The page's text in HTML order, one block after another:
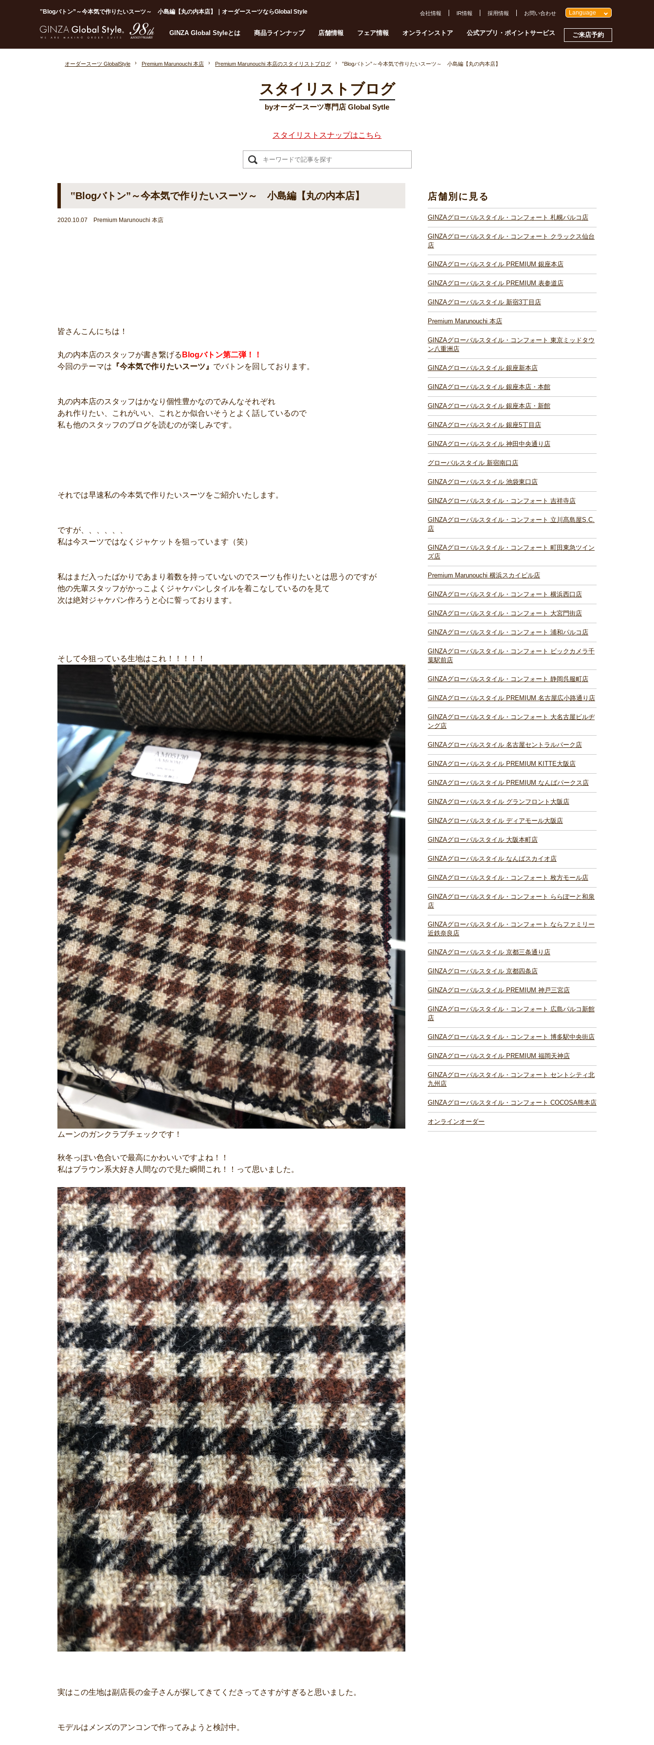
‟Blogバトン”～今本気で作りたいスーツ～ 小島編【丸の内本店】｜オーダースーツならGlobal Style
GINZA Global Styleとは 商品ラインナップ 店舗情報 フェア情報 オンラインストア 公式アプリ・ポイントサービス ご来店予約
会社情報 IR情報 採用情報 お問い合わせ Language
オーダースーツ GlobalStyle Premium Marunouchi 本店 Premium Marunouchi 本店のスタイリストブログ ‟Blogバトン”～今本気で作りたいスーツ～ 小島編【丸の内本店】
スタイリストブログ
byオーダースーツ専門店 Global Sytle
スタイリストスナップはこちら
‟Blogバトン”～今本気で作りたいスーツ～ 小島編【丸の内本店】
2020.10.07 Premium Marunouchi 本店
皆さんこんにちは！
丸の内本店のスタッフが書き繋げる Blogバトン第二弾！！
今回のテーマは 『今本気で作りたいスーツ』 でバトンを回しております。
丸の内本店のスタッフはかなり個性豊かなのでみんなそれぞれ
あれ作りたい、これがいい、これとか似合いそうとよく話しているので
私も他のスタッフのブログを読むのが楽しみです。
それでは早速私の今本気で作りたいスーツをご紹介いたします。
ですが、、、、、、
私は今スーツではなくジャケットを狙っています（笑）
私はまだ入ったばかりであまり着数を持っていないのでスーツも作りたいとは思うのですが
他の先輩スタッフがかっこよくジャケパンしタイルを着こなしているのを見て
次は絶対ジャケパン作ろうと心に誓っております。
そして今狙っている生地はこれ！！！！！
ムーンのガンクラブチェックです！
秋冬っぽい色合いで最高にかわいいですよね！！
私はブラウン系大好き人間なので見た瞬間これ！！って思いました。
実はこの生地は副店長の金子さんが探してきてくださってさすがすぎると思いました。
モデルはメンズのアンコンで作ってみようと検討中。
店舗別に見る
GINZAグローバルスタイル・コンフォート 札幌パルコ店
GINZAグローバルスタイル・コンフォート クラックス仙台
店
GINZAグローバルスタイル PREMIUM 銀座本店
GINZAグローバルスタイル PREMIUM 表参道店
GINZAグローバルスタイル 新宿3丁目店
Premium Marunouchi 本店
GINZAグローバルスタイル・コンフォート 東京ミッドタウ
ン八重洲店
GINZAグローバルスタイル 銀座新本店
GINZAグローバルスタイル 銀座本店・本館
GINZAグローバルスタイル 銀座本店・新館
GINZAグローバルスタイル 銀座5丁目店
GINZAグローバルスタイル 神田中央通り店
グローバルスタイル 新宿南口店
GINZAグローバルスタイル 池袋東口店
GINZAグローバルスタイル・コンフォート 吉祥寺店
GINZAグローバルスタイル・コンフォート 立川髙島屋S.C.
店
GINZAグローバルスタイル・コンフォート 町田東急ツイン
ズ店
Premium Marunouchi 横浜スカイビル店
GINZAグローバルスタイル・コンフォート 横浜西口店
GINZAグローバルスタイル・コンフォート 大宮門街店
GINZAグローバルスタイル・コンフォート 浦和パルコ店
GINZAグローバルスタイル・コンフォート ビックカメラ千
葉駅前店
GINZAグローバルスタイル・コンフォート 静岡呉服町店
GINZAグローバルスタイル PREMIUM 名古屋広小路通り店
GINZAグローバルスタイル・コンフォート 大名古屋ビルヂ
ング店
GINZAグローバルスタイル 名古屋セントラルパーク店
GINZAグローバルスタイル PREMIUM KITTE大阪店
GINZAグローバルスタイル PREMIUM なんばパークス店
GINZAグローバルスタイル グランフロント大阪店
GINZAグローバルスタイル ディアモール大阪店
GINZAグローバルスタイル 大阪本町店
GINZAグローバルスタイル なんばスカイオ店
GINZAグローバルスタイル・コンフォート 枚方モール店
GINZAグローバルスタイル・コンフォート ららぽーと和泉
店
GINZAグローバルスタイル・コンフォート ならファミリー
近鉄奈良店
GINZAグローバルスタイル 京都三条通り店
GINZAグローバルスタイル 京都四条店
GINZAグローバルスタイル PREMIUM 神戸三宮店
GINZAグローバルスタイル・コンフォート 広島パルコ新館
店
GINZAグローバルスタイル・コンフォート 博多駅中央街店
GINZAグローバルスタイル PREMIUM 福岡天神店
GINZAグローバルスタイル・コンフォート セントシティ北
九州店
GINZAグローバルスタイル・コンフォート COCOSA熊本店
オンラインオーダー